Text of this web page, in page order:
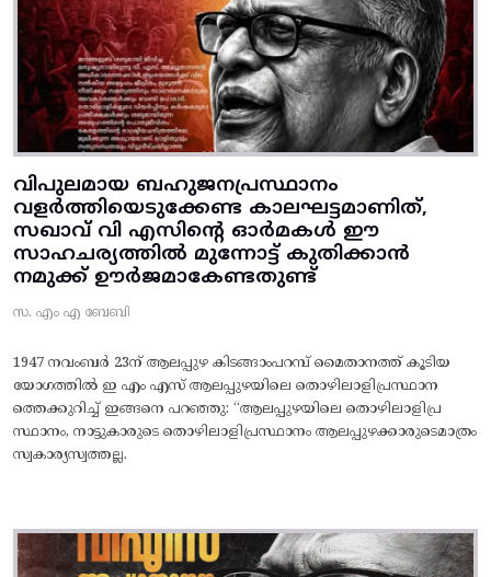
വിപുലമായ ബഹുജനപ്രസ്ഥാനം
വളർത്തിയെടുക്കേണ്ട കാലഘട്ടമാണിത്,
സഖാവ് വി എസിന്റെ ഓർമകൾ ഈ
സാഹചര്യത്തിൽ മുന്നോട്ട്‌ കുതിക്കാൻ
നമുക്ക് ഊർജമാകേണ്ടതുണ്ട്
സ. എം എ ബേബി
1947 നവംബർ 23ന് ആലപ്പുഴ കിടങ്ങാംപറമ്പ്‌ മൈതാനത്ത്‌ കൂടിയ
യോഗത്തിൽ ഇ എം എസ് ആലപ്പുഴയിലെ തൊഴിലാളിപ്രസ്ഥാന
ത്തെക്കുറിച്ച് ഇങ്ങനെ പറഞ്ഞു: “ആലപ്പുഴയിലെ തൊഴിലാളിപ്ര
സ്ഥാനം, നാട്ടുകാരുടെ തൊഴിലാളിപ്രസ്ഥാനം ആലപ്പുഴക്കാരുടെമാത്രം
സ്വകാര്യസ്വത്തല്ല.